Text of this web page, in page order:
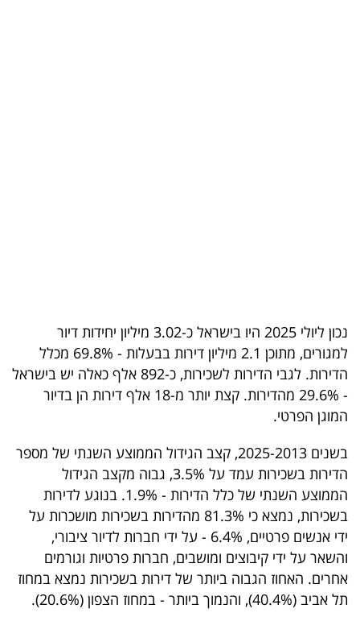
המילון
הכלכלי
פודקאסט
UNDER
40
שיתופי
פעולה
נכון ליולי 2025 היו בישראל כ-3.02 מיליון יחידות דיור
למגורים, מתוכן 2.1 מיליון דירות בבעלות - 69.8% מכלל
הדירות. לגבי הדירות לשכירות, כ-892 אלף כאלה יש בישראל
- 29.6% מהדירות. קצת יותר מ-18 אלף דירות הן בדיור
הפרטי.
בשנים 2025-2013, קצב הגידול הממוצע השנתי של מספר
הדירות בשכירות עמד על 3.5%, גבוה מקצב הגידול
הממוצע השנתי של כלל הדירות - 1.9%. בנוגע לדירות
בשכירות, נמצא כי 81.3% מהדירות בשכירות מושכרות על
ידי אנשים פרטיים, 6.4% - על ידי חברות לדיור ציבורי,
על ידי קיבוצים ומושבים, חברות פרטיות וגורמים
האחוז הגבוה ביותר של דירות בשכירות נמצא במחוז
- במחוז הצפון (20.6%).